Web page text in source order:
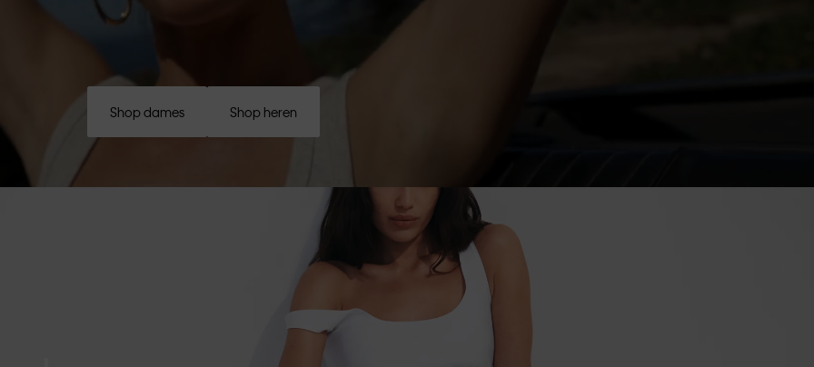
Shop dames Shop heren